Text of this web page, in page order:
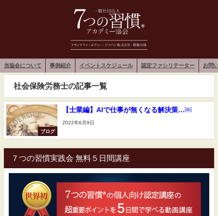
当協会について 事例紹介 イベントスケジュール 認定ファシリテーター お問
社会保険労務士の記事一覧
ブログ
【士業編】AIで仕事が無くなる解決策…￼
2022年6月9日
７つの習慣実践会 無料５日間講座